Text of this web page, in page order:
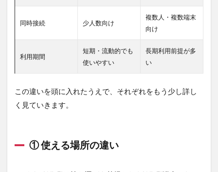
章の
め
3
イル
ホー
ータ
いて
同時接続 少人数向け
複数人・複数端末
向け
利用期間
短期・流動的でも
使いやすい
長期利用前提が多
い
この違いを頭に入れたうえで、それぞれをもう少し詳し
く見ていきます。
① 使える場所の違い